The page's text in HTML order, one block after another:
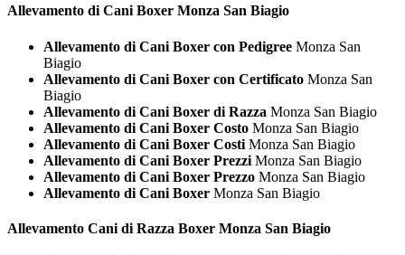
Allevamento di Cani Boxer Monza San Biagio
Allevamento di Cani Boxer con Pedigree Monza San
Biagio
Allevamento di Cani Boxer con Certificato Monza San
Biagio
Allevamento di Cani Boxer di Razza Monza San Biagio
Allevamento di Cani Boxer Costo Monza San Biagio
Allevamento di Cani Boxer Costi Monza San Biagio
Allevamento di Cani Boxer Prezzi Monza San Biagio
Allevamento di Cani Boxer Prezzo Monza San Biagio
Allevamento di Cani Boxer Monza San Biagio
Allevamento Cani di Razza Boxer Monza San Biagio